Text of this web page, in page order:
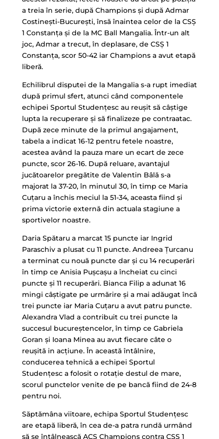
a treia în serie, după Champions şi după Admar
Costineşti-Bucureşti, însă înaintea celor de la CSŞ
1 Constanţa şi de la MC Ball Mangalia. Într-un alt
joc, Admar a trecut, în deplasare, de CSŞ 1
Constanţa, scor 50-42 iar Champions a avut etapă
liberă.
Echilibrul disputei de la Mangalia s-a rupt imediat
după primul sfert, atunci când componentele
echipei Sportul Studenţesc au reuşit să câştige
lupta la recuperare şi să finalizeze pe contraatac.
După zece minute de la primul angajament,
tabela a indicat 16-12 pentru fetele noastre,
acestea având la pauza mare un ecart de zece
puncte, scor 26-16. După reluare, avantajul
jucătoarelor pregătite de Valentin Bâlă s-a
majorat la 37-20, în minutul 30, în timp ce Maria
Cuţaru a închis meciul la 51-34, aceasta fiind şi
prima victorie externă din actuala stagiune a
sportivelor noastre.
Daria Spătaru a marcat 15 puncte iar Ingrid
Paraschiv a plusat cu 11 puncte. Andreea Ţurcanu
a terminat cu nouă puncte dar şi cu 14 recuperări
în timp ce Anisia Puşcaşu a încheiat cu cinci
puncte şi 11 recuperări. Bianca Filip a adunat 16
mingi câştigate pe urmărire şi a mai adăugat încă
trei puncte iar Maria Cuţaru a avut patru puncte.
Alexandra Vlad a contribuit cu trei puncte la
succesul bucureştencelor, în timp ce Gabriela
Goran şi Ioana Minea au avut fiecare câte o
reuşită in acţiune. În această întâlnire,
conducerea tehnică a echipei Sportul
Studenţesc a folosit o rotaţie destul de mare,
scorul punctelor venite de pe bancă fiind de 24-8
pentru noi.
Săptămâna viitoare, echipa Sportul Studenţesc
are etapă liberă, în cea de-a patra rundă urmând
să se întâlnească ACS Champions contra CSŞ 1